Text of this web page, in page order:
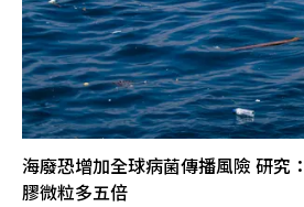
海廢恐增加全球病菌傳播風險 研究
膠微粒多五倍